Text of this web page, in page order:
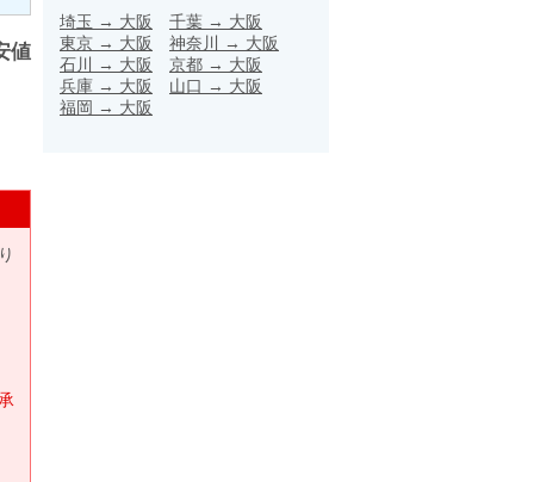
値
埼玉 → 大阪 千葉 → 大阪
東京 → 大阪 神奈川 → 大阪
石川
→ 大阪 京都 → 大阪
兵庫 → 大阪 山口 → 大阪
福岡 → 大阪